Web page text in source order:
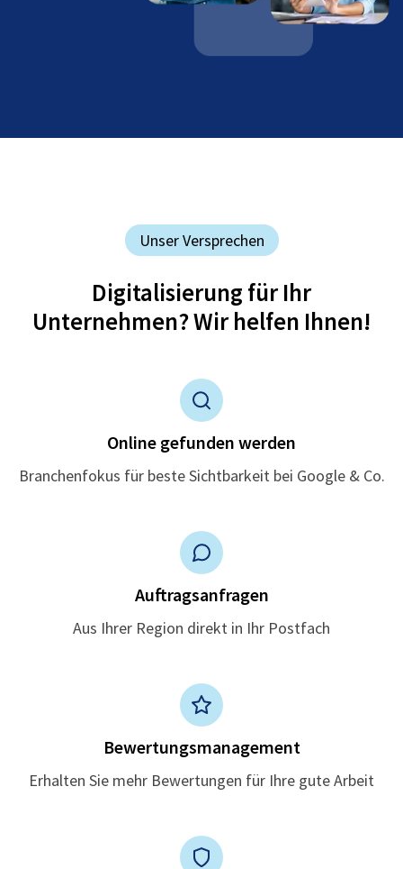
Unser Versprechen
Digitalisierung für Ihr
Unternehmen? Wir helfen Ihnen!
Online gefunden werden
Branchenfokus für beste Sichtbarkeit bei Google & Co.
Auftragsanfragen
Aus Ihrer Region direkt in Ihr Postfach
Bewertungsmanagement
Erhalten Sie mehr Bewertungen für Ihre gute Arbeit